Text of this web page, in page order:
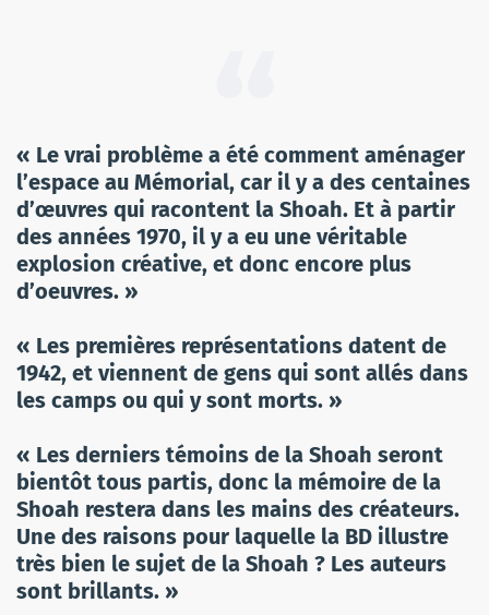
« Le vrai problème a été comment aménager
l’espace au Mémorial, car il y a des centaines
d’œuvres qui racontent la Shoah. Et à partir
des années 1970, il y a eu une véritable
explosion créative, et donc encore plus
d’oeuvres. »
« Les premières représentations datent de
1942, et viennent de gens qui sont allés dans
les camps ou qui y sont morts. »
« Les derniers témoins de la Shoah seront
bientôt tous partis, donc la mémoire de la
Shoah restera dans les mains des créateurs.
Une des raisons pour laquelle la BD illustre
très bien le sujet de la Shoah ? Les auteurs
sont brillants. »